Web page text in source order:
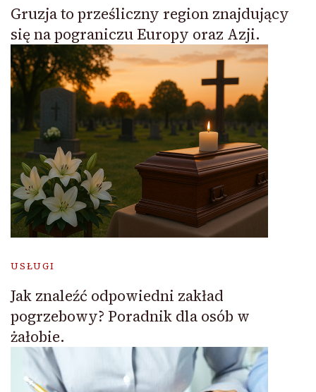
Gruzja to prześliczny region znajdujący
się na pograniczu Europy oraz Azji.
USŁUGI
Jak znaleźć odpowiedni zakład
pogrzebowy? Poradnik dla osób w
żałobie.